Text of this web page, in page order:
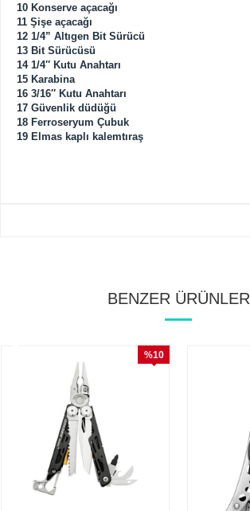
10 Konserve açacağı
11 Şişe açacağı
12 1/4” Altıgen Bit Sürücü
13 Bit Sürücüsü
14 1/4″ Kutu Anahtarı
15 Karabina
16 3/16″ Kutu Anahtarı
17 Güvenlik düdüğü
18 Ferroseryum Çubuk
19 Elmas kaplı kalemtıraş
BENZER ÜRÜNLER
%10